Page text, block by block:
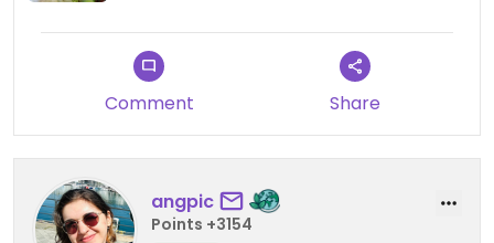
Ci sono diverse alternative vegane, tutte segnate
sul menù a muro, tra l'altro veramente molto
chiaro. Se cercate il locale su internet trovate il
menù fra le immagini.
L'unico grosso difetto è che non ci sono molti posti
Inoltre sono tutti fuori quindi se piove vi prendete
la pioggia.
Comment Share
angpic
Points +3154